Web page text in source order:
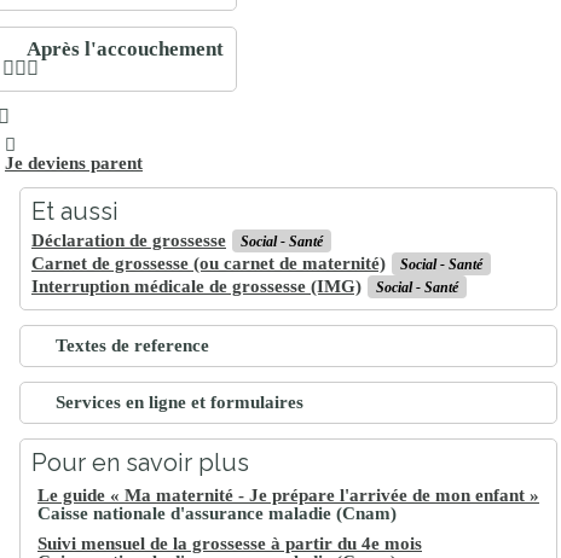
Après l'accouchement
Je deviens parent
Et aussi
Déclaration de grossesse Social - Santé
Carnet de grossesse (ou carnet de maternité) Social - Santé
Interruption médicale de grossesse (IMG) Social - Santé
Textes de reference
Services en ligne et formulaires
Pour en savoir plus
Le guide « Ma maternité - Je prépare l'arrivée de mon enfant »
Caisse nationale d'assurance maladie (Cnam)
Suivi mensuel de la grossesse à partir du 4e mois